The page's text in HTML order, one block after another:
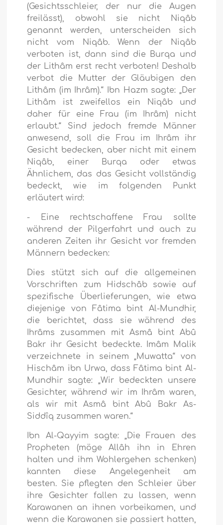
(Gesichtsschleier, der nur die Augen
freilässt), obwohl sie nicht Niqâb
genannt werden, unterscheiden sich
nicht vom Niqâb. Wenn der Niqâb
verboten ist, dann sind die Burqa und
der Lithâm erst recht verboten! Deshalb
verbot die Mutter der Gläubigen den
Lithâm (im Ihrâm).“ Ibn Hazm sagte: „Der
Lithâm ist zweifellos ein Niqâb und
daher für eine Frau (im Ihrâm) nicht
erlaubt.“ Sind jedoch fremde Männer
anwesend, soll die Frau im Ihrâm ihr
Gesicht bedecken, aber nicht mit einem
Niqâb, einer Burqa oder etwas
Ähnlichem, das das Gesicht vollständig
bedeckt, wie im folgenden Punkt
erläutert wird:
- Eine rechtschaffene Frau sollte
während der Pilgerfahrt und auch zu
anderen Zeiten ihr Gesicht vor fremden
Männern bedecken:
Dies stützt sich auf die allgemeinen
Vorschriften zum Hidschâb sowie auf
spezifische Überlieferungen, wie etwa
diejenige von Fâtima bint Al-Mundhir,
die berichtet, dass sie während des
Ihrâms zusammen mit Asmâ bint Abû
Bakr ihr Gesicht bedeckte. Imâm Malik
verzeichnete in seinem „Muwatta“ von
Hischâm ibn Urwa, dass Fâtima bint Al-
Mundhir sagte: „Wir bedeckten unsere
Gesichter, während wir im Ihrâm waren,
als wir mit Asmâ bint Abû Bakr As-
Siddîq zusammen waren.“
Ibn Al-Qayyim sagte: „Die Frauen des
Propheten (möge Allâh ihn in Ehren
halten und ihm Wohlergehen schenken)
kannten diese Angelegenheit am
besten. Sie pflegten den Schleier über
ihre Gesichter fallen zu lassen, wenn
Karawanen an ihnen vorbeikamen, und
wenn die Karawanen sie passiert hatten,